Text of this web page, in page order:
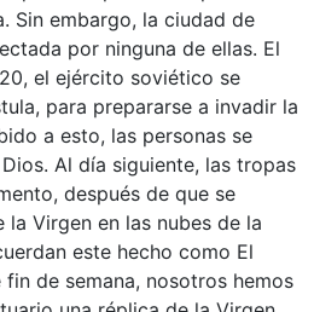
Sin embargo, la ciudad de
por ninguna de ellas. El
el ejército soviético se
para prepararse a invadir la
a esto, las personas se
Al día siguiente, las tropas
después de que se
la Virgen en las nubes de la
este hecho como El
de semana, nosotros hemos